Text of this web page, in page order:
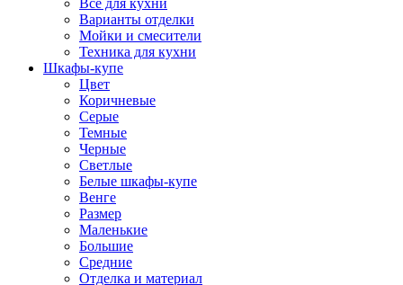
Все для кухни
Варианты отделки
Мойки и смесители
Техника для кухни
Шкафы-купе
Цвет
Коричневые
Серые
Темные
Черные
Светлые
Белые шкафы-купе
Венге
Размер
Маленькие
Большие
Средние
Отделка и материал